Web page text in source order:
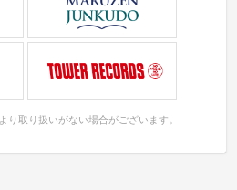
り取り扱いがない場合がございます。